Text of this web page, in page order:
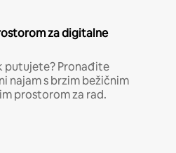
za digitalne
putujete? Pronađite
najam s brzim bežičnim
prostorom za rad.